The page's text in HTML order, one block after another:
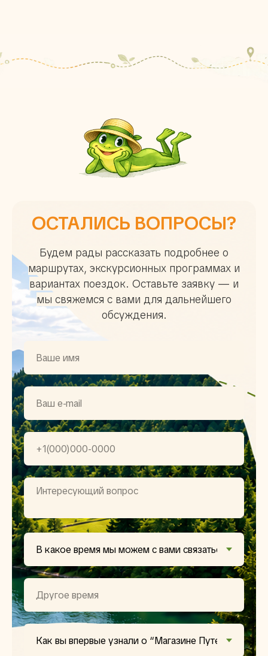
ОСТАЛИСЬ ВОПРОСЫ?
Будем рады рассказать подробнее о
маршрутах, экскурсионных программах и
вариантах поездок. Оставьте заявку — и
мы свяжемся с вами для дальнейшего
обсуждения.